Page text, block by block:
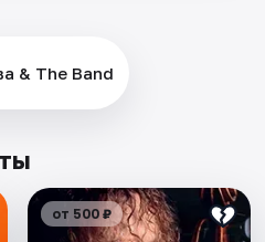
& The Band
от 500 ₽